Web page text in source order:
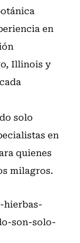
en
Illinois y
solo
en
quienes
milagros.